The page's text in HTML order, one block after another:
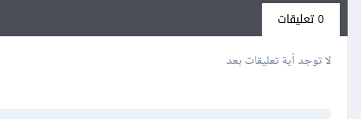
0 تعليقات
لا توجد أية تعليقات بعد